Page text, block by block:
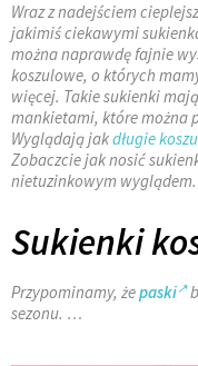
Wraz z nadejściem
jakimiś ciekawymi
można naprawdę fajnie
koszulowe, o których
więcej. Takie sukienki
mankietami, które można
Wyglądają jakdługie
Zobaczcie jak nosić
nietuzinkowym wyglądem.
Sukienki
Przypominamy, żepaski
sezonu. …